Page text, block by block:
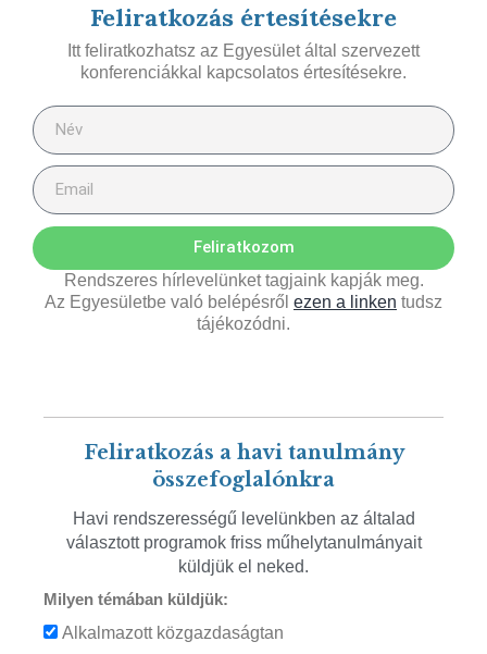
Feliratkozás értesítésekre
Itt feliratkozhatsz az Egyesület által szervezett
konferenciákkal kapcsolatos értesítésekre.
Feliratkozom
Rendszeres hírlevelünket tagjaink kapják meg.
Az Egyesületbe való belépésről ezen a linken tudsz
tájékozódni.
Feliratkozás a havi tanulmány
összefoglalónkra
Havi rendszerességű levelünkben az általad
választott programok friss műhelytanulmányait
küldjük el neked.
Milyen témában küldjük:
Alkalmazott közgazdaságtan